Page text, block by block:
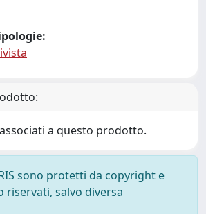
a questo prodotto.
sono protetti da copyright e
salvo diversa